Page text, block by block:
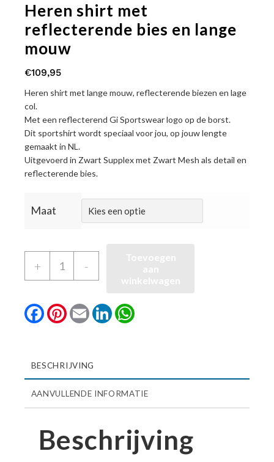
Heren shirt met
reflecterende bies en lange
mouw
€109,95
Heren shirt met lange mouw, reflecterende biezen en lage
col.
Met een reflecterend Gi Sportswear logo op de borst.
Dit sportshirt wordt speciaal voor jou, op jouw lengte
gemaakt in NL.
Uitgevoerd in Zwart Supplex met Zwart Mesh als detail en
reflecterende bies.
Maat
+
Heren
shirt
reflecterende
lange
mouw
aantal
-
FacebookPinterest
Email LinkedIn
BESCHRIJVING
AANVULLENDE INFORMATIE
Beschrijving